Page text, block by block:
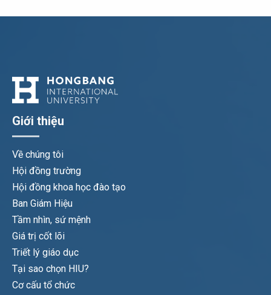
Giới thiệu
Về chúng tôi
Hội đồng trường
Hội đồng khoa học đào tạo
Ban Giám Hiệu
Tầm nhìn, sứ mệnh
Giá trị cốt lõi
Triết lý giáo dục
Tại sao chọn HIU?
Cơ cấu tổ chức